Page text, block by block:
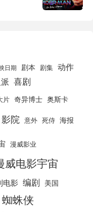
日期 剧本 剧集 动作
喜剧
片 奇异博士 奥斯卡
影院 意外 死侍 海报
漫威影业
威电影宇宙
电影 编剧 美国
蜘蛛侠